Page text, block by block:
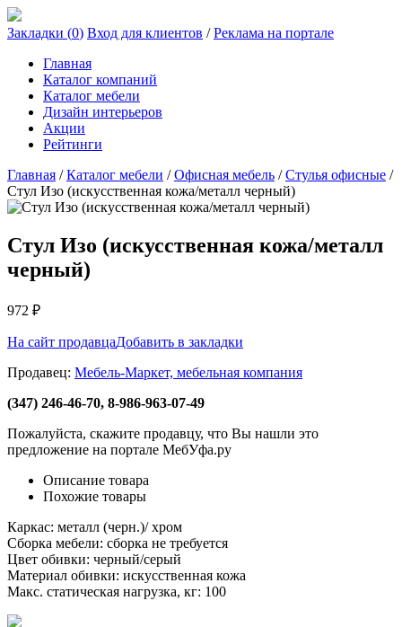
Закладки (0) Вход для клиентов /Реклама на портале
Главная
Каталог компаний
Каталог мебели
Дизайн интерьеров
Акции
Рейтинги
Главная /Каталог мебели /Офисная мебель /Стулья офисные /
Стул Изо (искусственная кожа/металл черный)
Стул Изо (искусственная кожа/металл
черный)
972 ₽
На сайт продавцаДобавить в закладки
Продавец: Мебель-Маркет, мебельная компания
(347) 246-46-70, 8-986-963-07-49
Пожалуйста, скажите продавцу, что Вы нашли это
предложение на портале МебУфа.ру
Описание товара
Похожие товары
Каркас: металл (черн.)/ хром
Сборка мебели: сборка не требуется
Цвет обивки: черный/серый
Материал обивки: искусственная кожа
Макс. статическая нагрузка, кг: 100